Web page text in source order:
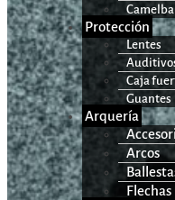
Protección
Lentes
Caja
Guantes
Arquería
Arcos
Flechas